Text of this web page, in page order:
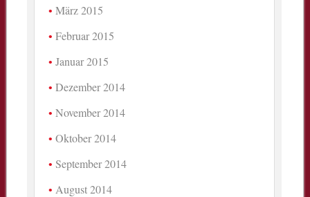
März 2015
Februar 2015
Januar 2015
Dezember 2014
November 2014
Oktober 2014
September 2014
August 2014